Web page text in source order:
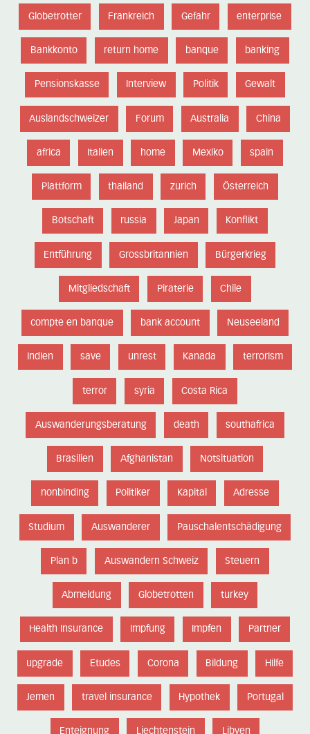
Globetrotter Frankreich Gefahr enterprise
Bankkonto return home banque banking
Pensionskasse Interview Politik Gewalt
Auslandschweizer Forum Australia China
africa Italien home Mexiko spain
Plattform thailand zurich Österreich
Botschaft russia Japan Konflikt
Entführung Grossbritannien Bürgerkrieg
Mitgliedschaft Piraterie Chile
compte en banque bank account Neuseeland
Indien save unrest Kanada terrorism
terror syria Costa Rica
Auswanderungsberatung death southafrica
Brasilien Afghanistan Notsituation
nonbinding Politiker Kapital Adresse
Studium Auswanderer Pauschalentschädigung
Plan b Auswandern Schweiz Steuern
Abmeldung Globetrotten turkey
Health Insurance Impfung Impfen Partner
upgrade Etudes Corona Bildung Hilfe
Jemen travel insurance Hypothek Portugal
Enteignung Liechtenstein Libyen